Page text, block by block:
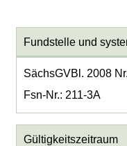
Fundstelle und
SächsGVBl. 2008
Fsn-Nr.: 211-3A
Gültigkeitszeitraum